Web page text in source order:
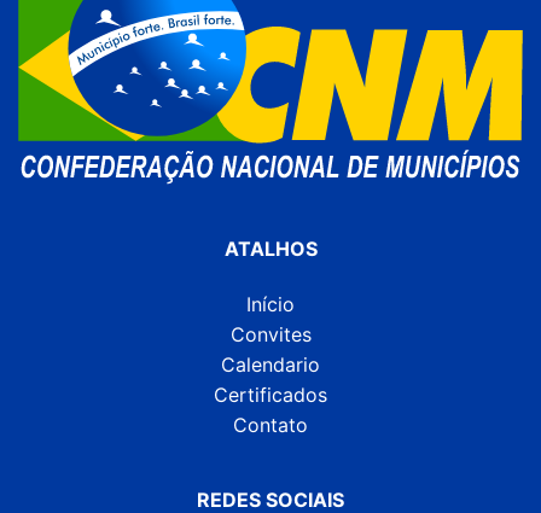
ATALHOS
Início
Convites
Calendario
Certificados
Contato
REDES SOCIAIS